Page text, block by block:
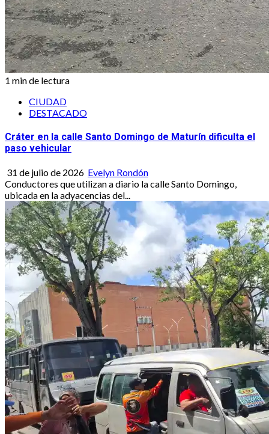
1 min de lectura
CIUDAD
DESTACADO
Cráter en la calle Santo Domingo de Maturín dificulta el
paso vehicular
31 de julio de 2026 Evelyn Rondón
Conductores que utilizan a diario la calle Santo Domingo,
ubicada en la adyacencias del...